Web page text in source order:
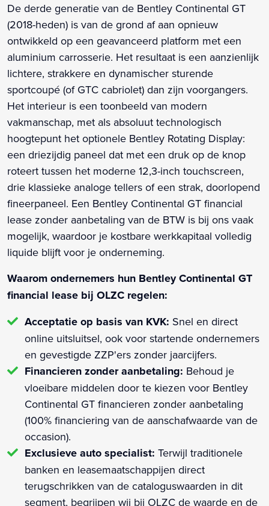
De derde generatie van de Bentley Continental GT
(2018-heden) is van de grond af aan opnieuw
ontwikkeld op een geavanceerd platform met een
aluminium carrosserie. Het resultaat is een aanzienlijk
lichtere, strakkere en dynamischer sturende
sportcoupé (of GTC cabriolet) dan zijn voorgangers.
Het interieur is een toonbeeld van modern
vakmanschap, met als absoluut technologisch
hoogtepunt het optionele Bentley Rotating Display:
een driezijdig paneel dat met een druk op de knop
roteert tussen het moderne 12,3-inch touchscreen,
drie klassieke analoge tellers of een strak, doorlopend
fineerpaneel. Een Bentley Continental GT financial
lease zonder aanbetaling van de BTW is bij ons vaak
mogelijk, waardoor je kostbare werkkapitaal volledig
liquide blijft voor je onderneming.
Waarom ondernemers hun Bentley Continental GT
financial lease bij OLZC regelen:
Acceptatie op basis van KVK: Snel en direct
online uitsluitsel, ook voor startende ondernemers
en gevestigde ZZP'ers zonder jaarcijfers.
Financieren zonder aanbetaling: Behoud je
vloeibare middelen door te kiezen voor Bentley
Continental GT financieren zonder aanbetaling
(100% financiering van de aanschafwaarde van de
occasion).
Exclusieve auto specialist: Terwijl traditionele
banken en leasemaatschappijen direct
terugschrikken van de cataloguswaarden in dit
segment, begrijpen wij bij OLZC de waarde en de